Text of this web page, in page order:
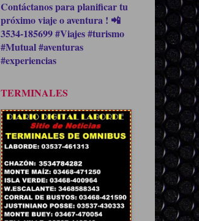
Contáctanos para planificar tu
próximo viaje o aventura ! 📲
3534-185699 #Viajes #turismo
#Mutual #aventuras
#experiencias
TERMINALES